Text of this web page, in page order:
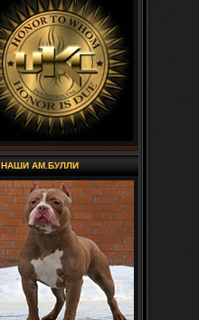
НАШИ АМ.БУЛЛИ